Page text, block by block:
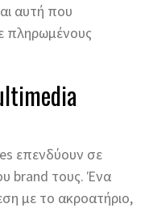
αυτή που
πληρωμένους
επενδύουν σε
brand τους. Ένα
με το ακροατήριο,